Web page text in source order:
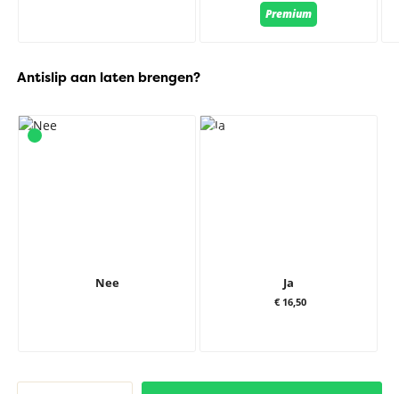
Premium
Antislip aan laten brengen?
Nee Ja
€ 16,50